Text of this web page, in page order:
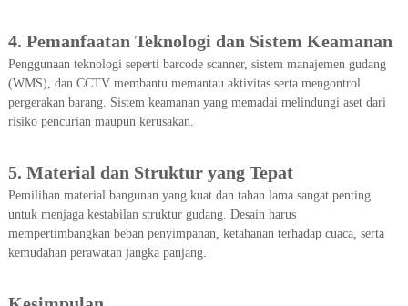
4. Pemanfaatan Teknologi dan Sistem Keamanan
Penggunaan teknologi seperti barcode scanner, sistem manajemen gudang
(WMS), dan CCTV membantu memantau aktivitas serta mengontrol
pergerakan barang. Sistem keamanan yang memadai melindungi aset dari
risiko pencurian maupun kerusakan.
5. Material dan Struktur yang Tepat
Pemilihan material bangunan yang kuat dan tahan lama sangat penting
untuk menjaga kestabilan struktur gudang. Desain harus
mempertimbangkan beban penyimpanan, ketahanan terhadap cuaca, serta
kemudahan perawatan jangka panjang.